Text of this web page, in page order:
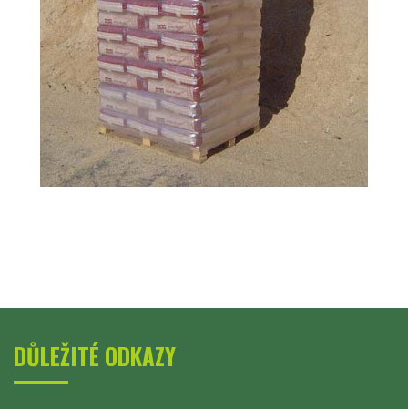
DŮLEŽITÉ ODKAZY